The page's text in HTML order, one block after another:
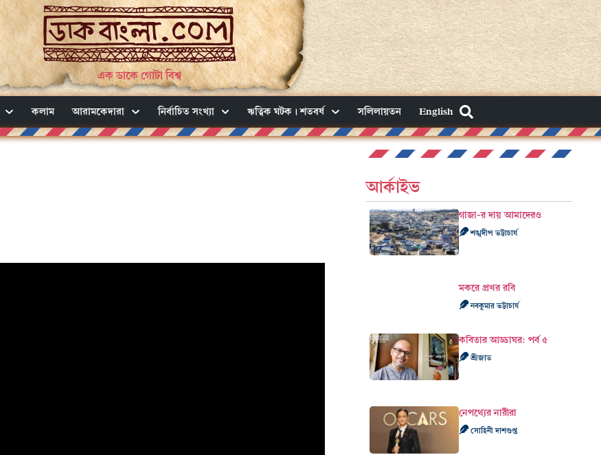
এক ডাকে গোটা বিশ্ব
কলাম আরামকেদারা নির্বাচিত সংখ্যা ঋত্বিক ঘটক। শতবর্ষ সলিলায়তন English
আর্কাইভ
গাজা-র দায় আমাদেরও
শঙ্খদীপ ভট্টাচার্য
মকরে প্রখর রবি
নবকুমার ভট্টাচার্য
কবিতার আড্ডাঘর: পর্ব ৫
শ্রীজাত
নেপথ্যের নারীরা
সোহিনী দাশগুপ্ত